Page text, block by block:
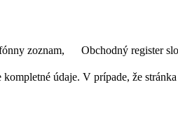
zoznam, Obchodný register
údaje. V prípade, že